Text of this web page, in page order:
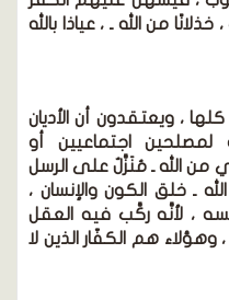
من الله ـ ، عياذا بالله
، ويعتقدون أن الأديان
اجتماعيين أو
من الله ـ مُنَزَّلٌ على الرسل
ـ خلق الكون والإنسان ،
، لأنَّه ركَّب فيه العقل
وهؤلاء هم الكفّار الذين لا